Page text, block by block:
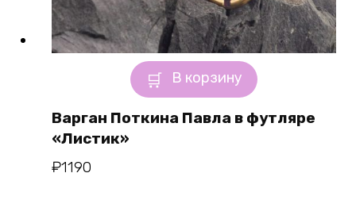
В корзину
Варган Поткина Павла в футляре
«Листик»
₽1190